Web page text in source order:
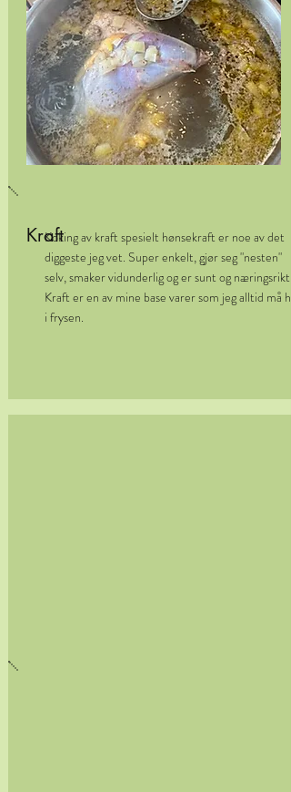
KraftKoking av kraft spesielt hønsekraft er noe av det
diggeste jeg vet. Super enkelt, gjør seg "nesten"
selv, smaker vidunderlig og er sunt og næringsrikt.
Kraft er en av mine base varer som jeg alltid må ha
i frysen.